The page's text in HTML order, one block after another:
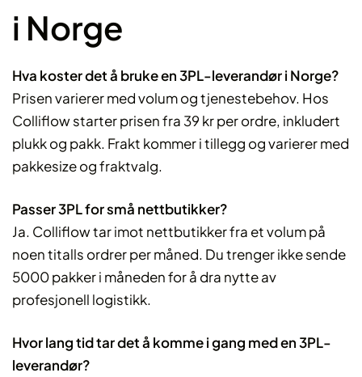
i Norge
Hva koster det å bruke en 3PL-leverandør i Norge?
Prisen varierer med volum og tjenestebehov. Hos
Colliflow starter prisen fra 39 kr per ordre, inkludert
plukk og pakk. Frakt kommer i tillegg og varierer med
pakkesize og fraktvalg.
Passer 3PL for små nettbutikker?
Ja. Colliflow tar imot nettbutikker fra et volum på
noen titalls ordrer per måned. Du trenger ikke sende
5000 pakker i måneden for å dra nytte av
profesjonell logistikk.
Hvor lang tid tar det å komme i gang med en 3PL-
leverandør?